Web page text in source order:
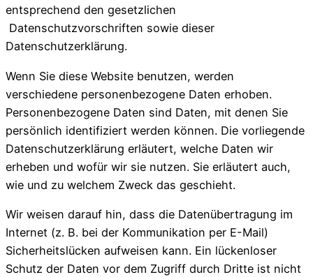
entsprechend den gesetzlichen
Datenschutzvorschriften sowie dieser
Datenschutzerklärung.
Wenn Sie diese Website benutzen, werden
verschiedene personenbezogene Daten erhoben.
Personenbezogene Daten sind Daten, mit denen Sie
persönlich identifiziert werden können. Die vorliegende
Datenschutzerklärung erläutert, welche Daten wir
erheben und wofür wir sie nutzen. Sie erläutert auch,
wie und zu welchem Zweck das geschieht.
Wir weisen darauf hin, dass die Datenübertragung im
Internet (z. B. bei der Kommunikation per E-Mail)
Sicherheitslücken aufweisen kann. Ein lückenloser
Schutz der Daten vor dem Zugriff durch Dritte ist nicht